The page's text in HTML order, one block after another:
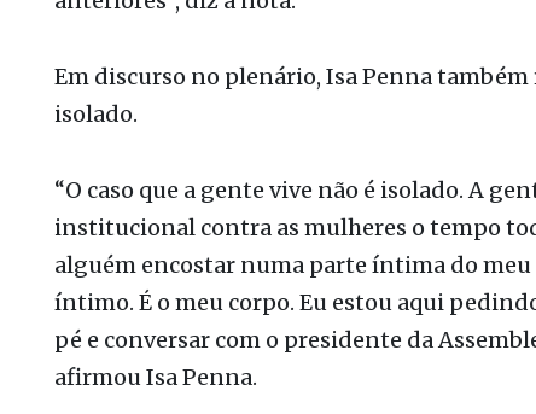
excepcional, dado que ela e as deputadas
anteriores", diz a nota.
isolado.
“O caso que a gente vive não é isolado. A
institucional contra as mulheres o tempo
alguém encostar numa parte íntima do meu
íntimo. É o meu corpo. Eu estou aqui